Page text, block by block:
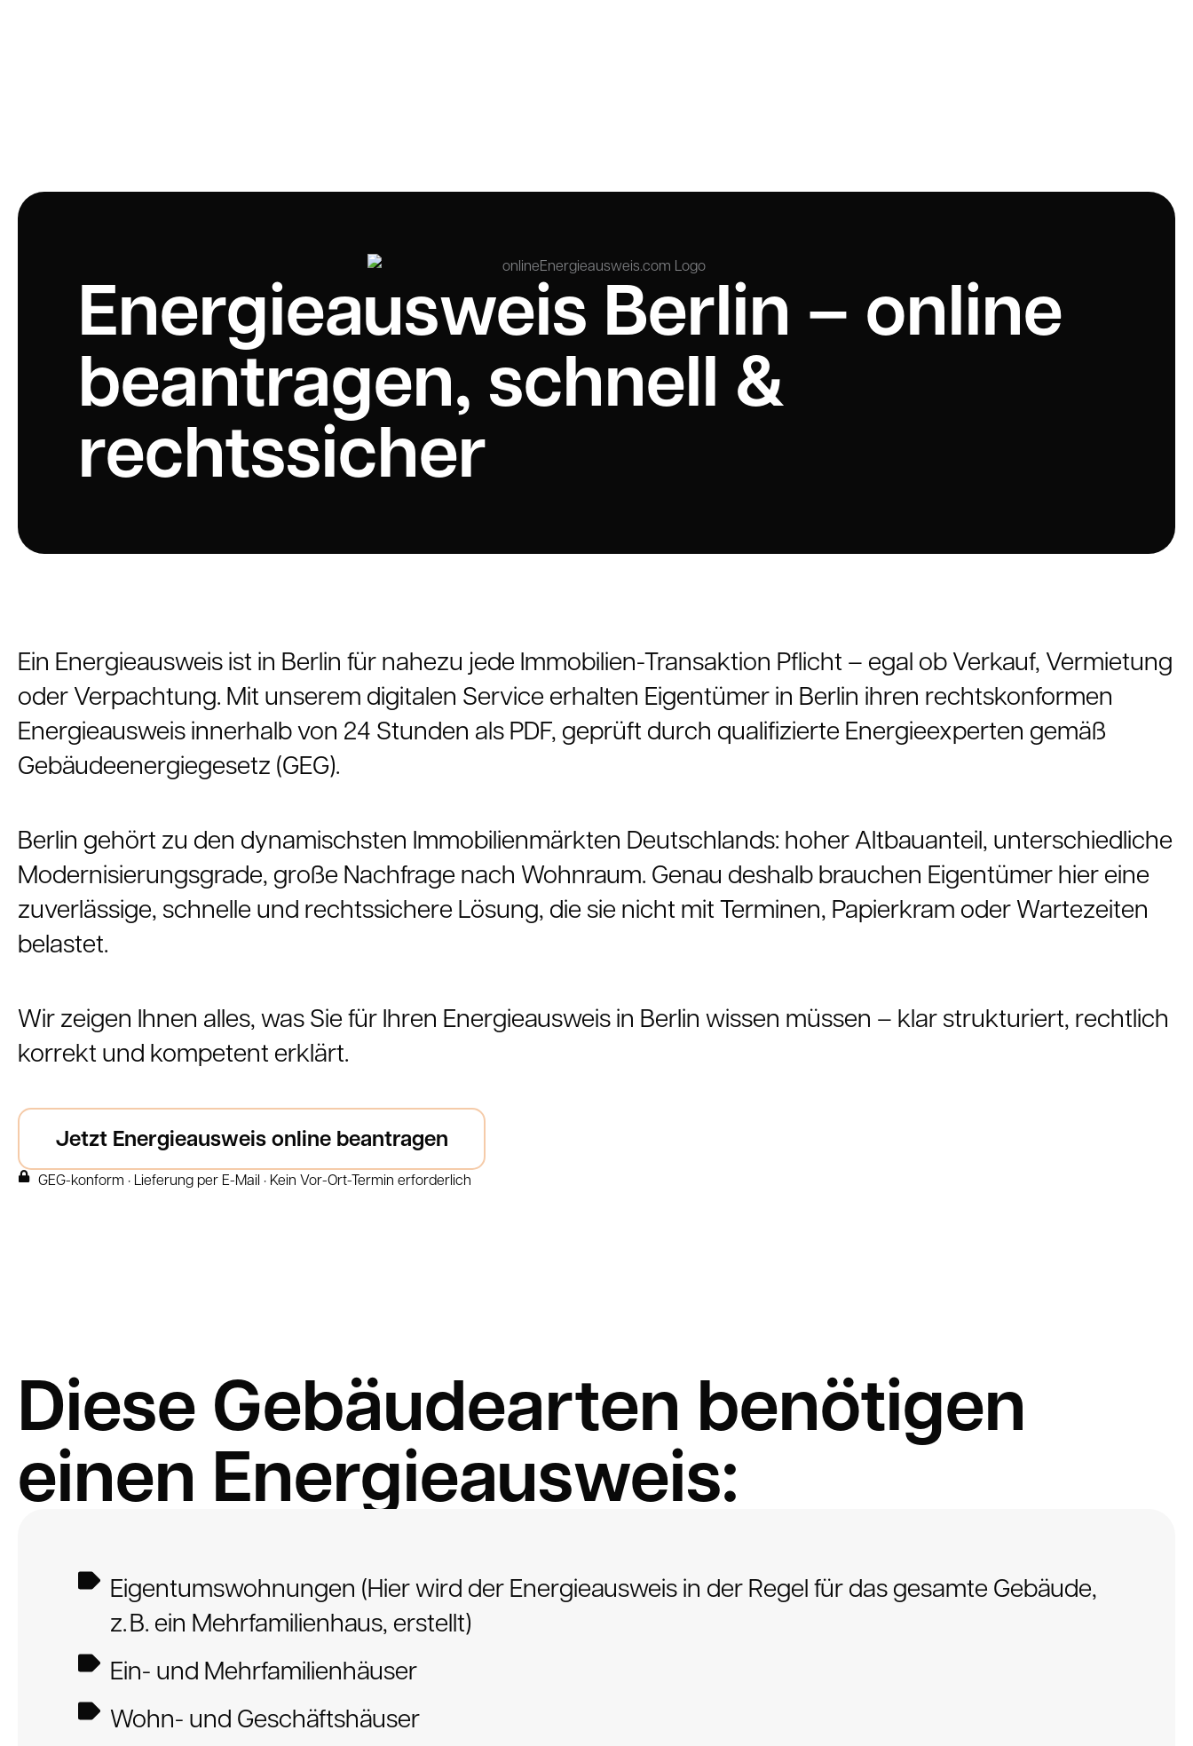
Energieausweis Berlin – online
beantragen, schnell &
rechtssicher
Ein Energieausweis ist in Berlin für nahezu jede Immobilien-Transaktion Pflicht – egal ob Verkauf, Vermietung
oder Verpachtung. Mit unserem digitalen Service erhalten Eigentümer in Berlin ihren rechtskonformen
Energieausweis innerhalb von 24 Stunden als PDF, geprüft durch qualifizierte Energieexperten gemäß
Gebäudeenergiegesetz (GEG).
Berlin gehört zu den dynamischsten Immobilienmärkten Deutschlands: hoher Altbauanteil, unterschiedliche
Modernisierungsgrade, große Nachfrage nach Wohnraum. Genau deshalb brauchen Eigentümer hier eine
zuverlässige, schnelle und rechtssichere Lösung, die sie nicht mit Terminen, Papierkram oder Wartezeiten
belastet.
Wir zeigen Ihnen alles, was Sie für Ihren Energieausweis in Berlin wissen müssen – klar strukturiert, rechtlich
korrekt und kompetent erklärt.
Jetzt Energieausweis online beantragen
GEG-konform · Lieferung per E-Mail · Kein Vor-Ort-Termin erforderlich
Diese Gebäudearten benötigen
einen Energieausweis:
Eigentumswohnungen (Hier wird der Energieausweis in der Regel für das gesamte Gebäude,
z. B. ein Mehrfamilienhaus, erstellt)
Ein- und Mehrfamilienhäuser
Wohn- und Geschäftshäuser